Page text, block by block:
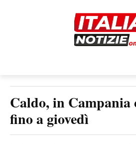
Caldo, in Campania
fino a giovedì